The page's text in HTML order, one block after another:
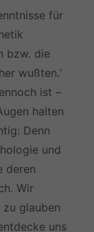
für
bzw. die
wußten.‘
ist –
halten
Denn
und
deren
Wir
glauben
uns